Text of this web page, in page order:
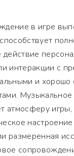
в игре
интеракции с
и
атмосферу
настроение
размеренная